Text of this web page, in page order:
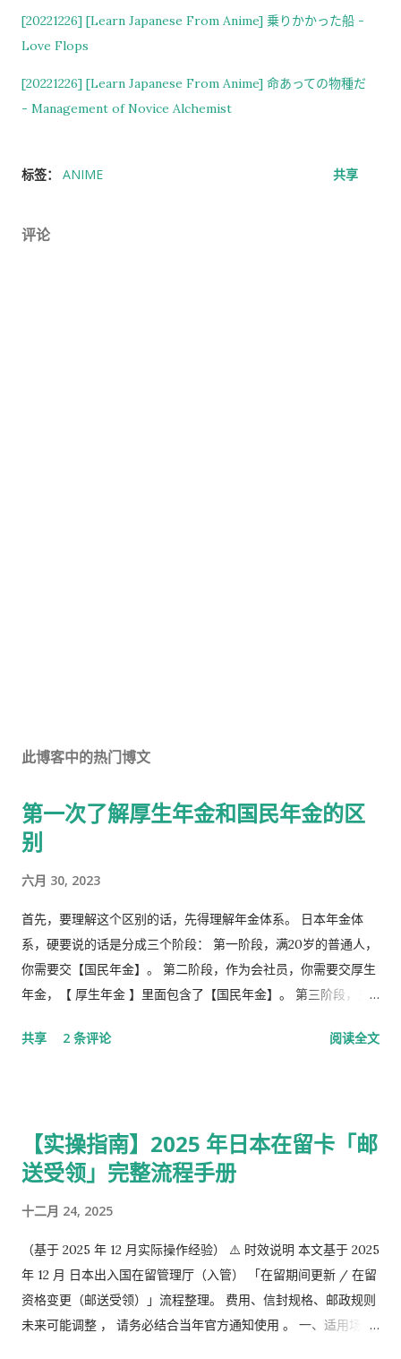
[20221226] [Learn Japanese From Anime] 乗りかかった船 -
Love Flops
[20221226] [Learn Japanese From Anime] 命あっての物種だ
- Management of Novice Alchemist
标签： ANIME 共享
评论
此博客中的热门博文
第一次了解厚生年金和国民年金的区
别
六月 30, 2023
首先，要理解这个区别的话，先得理解年金体系。 日本年金体
系，硬要说的话是分成三个阶段： 第一阶段，满20岁的普通人，
你需要交【国民年金】。 第二阶段，作为会社员，你需要交厚生
年金，【 厚生年金 】里面包含了【国民年金】。 第三阶段，究
槽的。 第1号被保险者：20岁以上60岁未满农业者，自营业者，
共享 2 条评论 阅读全文
【实操指南】2025 年日本在留卡「邮
送受领」完整流程手册
十二月 24, 2025
（基于 2025 年 12 月实际操作经验） ⚠️ 时效说明 本文基于 2025
年 12 月 日本出入国在留管理厅（入管） 「在留期间更新 / 在留
资格变更（邮送受领）」流程整理。 费用、信封规格、邮政规则
未来可能调整 ， 请务必结合当年官方通知使用 。 一、适用场景